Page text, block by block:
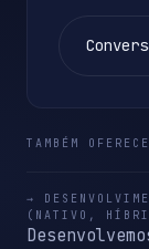
TAMBÉM
→
(NATIVO,